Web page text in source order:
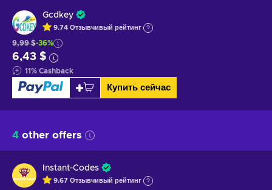
Gcdkey
9.74 Отзывчивый рейтинг
9,99 $-36%
6,43 $
11% Cashback
Купить сейчас
4 other offers
Instant-Codes
9.67 Отзывчивый рейтинг